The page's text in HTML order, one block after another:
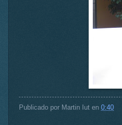
Publicado por Martin Iut en 0:40